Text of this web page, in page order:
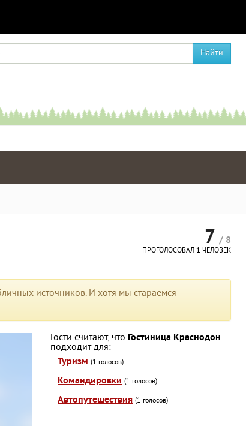
Найти
7 / 8
ПРОГОЛОСОВАЛ 1 ЧЕЛОВЕК
источников. И хотя мы стараемся
Гости считают, что Гостиница Краснодон
подходит для:
Туризм (1 голосов)
Командировки (1 голосов)
Автопутешествия (1 голосов)